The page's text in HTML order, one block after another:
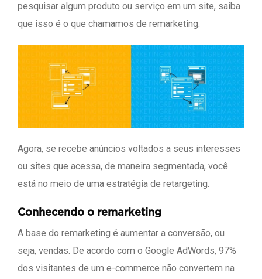
pesquisar algum produto ou serviço em um site, saiba
que isso é o que chamamos de remarketing.
Agora, se recebe anúncios voltados a seus interesses
ou sites que acessa, de maneira segmentada, você
está no meio de uma estratégia de retargeting.
Conhecendo o remarketing
A base do remarketing é aumentar a conversão, ou
seja, vendas. De acordo com o Google AdWords, 97%
dos visitantes de um e-commerce não convertem na